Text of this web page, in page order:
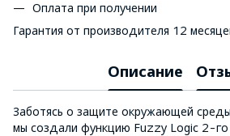
Оплата при получении
Гарантия от производителя 12
Описание
Заботясь о защите окружающей
мы создали функцию Fuzzy Logic 2-го